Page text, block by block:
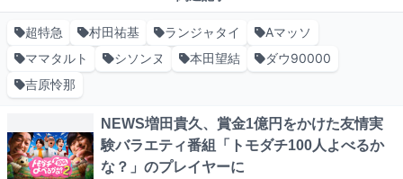
超特急 村田祐基 ランジャタイ
Aマッソ
ママタルト
シソンヌ 本田望結
ダウ90000
吉原怜那
NEWS増田貴久、賞金1億円をかけた友情実
験バラエティ番組「トモダチ100人よべるか
な？」のプレイヤーに